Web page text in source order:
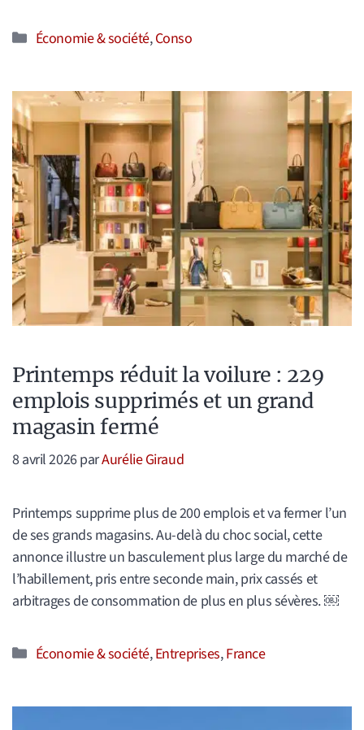
Catégories
Économie & société,Conso
Printemps réduit la voilure : 229
emplois supprimés et un grand
magasin fermé
8 avril 2026parAurélie Giraud
Printemps supprime plus de 200 emplois et va fermer l’un
de ses grands magasins. Au-delà du choc social, cette
annonce illustre un basculement plus large du marché de
l’habillement, pris entre seconde main, prix cassés et
arbitrages de consommation de plus en plus sévères. ￼
Catégories
Économie & société,Entreprises,France